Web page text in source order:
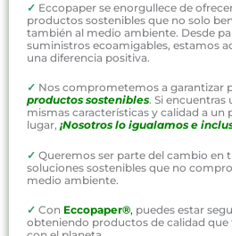
✓ Eccopaper se enorgullece de
productos sostenibles que no solo
también al medio ambiente. Desde
suministros ecoamigables, estamos
una diferencia positiva.
✓ Nos comprometemos a garantizar
productos sostenibles. Si
mismas características y calidad a un
lugar, ¡Nosotros lo igualamos e
✓ Queremos ser parte del cambio en
soluciones sostenibles que no
medio ambiente.
✓ Con Eccopaper®, puedes estar
obteniendo productos de calidad